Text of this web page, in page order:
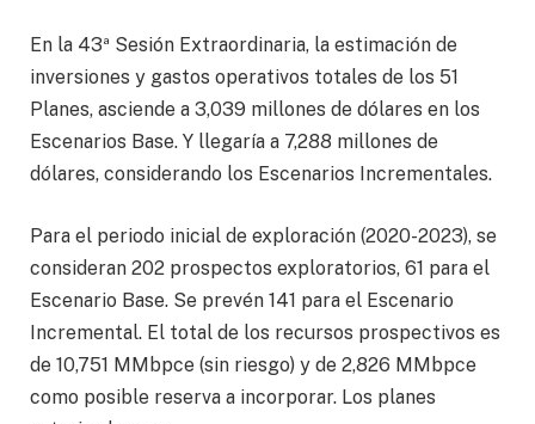
En la 43ª Sesión Extraordinaria, la estimación de
inversiones y gastos operativos totales de los 51
Planes, asciende a 3,039 millones de dólares en los
Escenarios Base. Y llegaría a 7,288 millones de
dólares, considerando los Escenarios Incrementales.
Para el periodo inicial de exploración (2020-2023), se
consideran 202 prospectos exploratorios, 61 para el
Escenario Base. Se prevén 141 para el Escenario
Incremental. El total de los recursos prospectivos es
de 10,751 MMbpce (sin riesgo) y de 2,826 MMbpce
como posible reserva a incorporar. Los planes